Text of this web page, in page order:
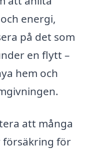
energi,
på det som
en flytt –
hem och
att många
försäkring för